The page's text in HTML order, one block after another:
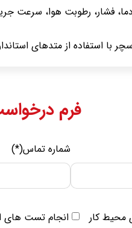
فشار، رطوبت هوا، سرعت
با استفاده از متدهای
فرم
شماره تماس(*)
محیط کار انجام تست های